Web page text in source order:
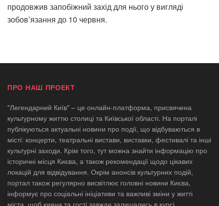
продовжив запобіжний захід для нього у вигляді
зобов’язання до 10 червня.
ПРО НАШ ПРОЕКТ
"Легендарний Київ" – це онлайн-платформа, присвячена
культурному життю столиці та Київської області. На порталі
публікуються актуальні новини про події, що відбуваються в
місті: концерти, театральні вистави, виставки, фестивалі та інші
культурні заходи. Крім того, тут можна знайти інформацію про
історичні місця Києва, а також рекомендації щодо цікавих
локацій для відвідування. Окрім анонсів культурних подій,
портал також регулярно висвітлює головні новини Києва,
інформує про соціальні ініціативи та важливі зміни у житті